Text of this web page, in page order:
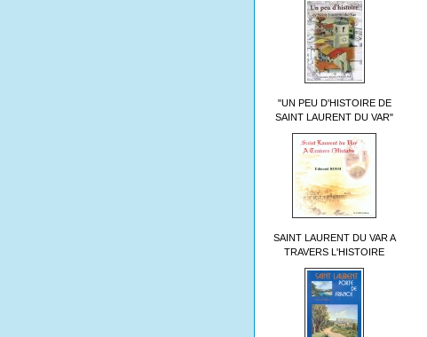
"UN PEU D'HISTOIRE DE
SAINT LAURENT DU VAR"
SAINT LAURENT DU VAR A
TRAVERS L'HISTOIRE